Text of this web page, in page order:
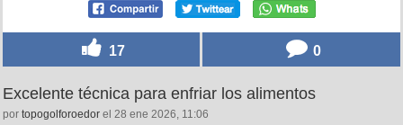
17 0
Excelente técnica para enfriar los alimentos
por topogolforoedor el 28 ene 2026, 11:06